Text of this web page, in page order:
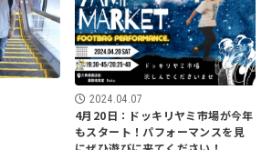
2024.04.07
4月20日：ドッキリヤミ市場が今年
もスタート！パフォーマンスを見